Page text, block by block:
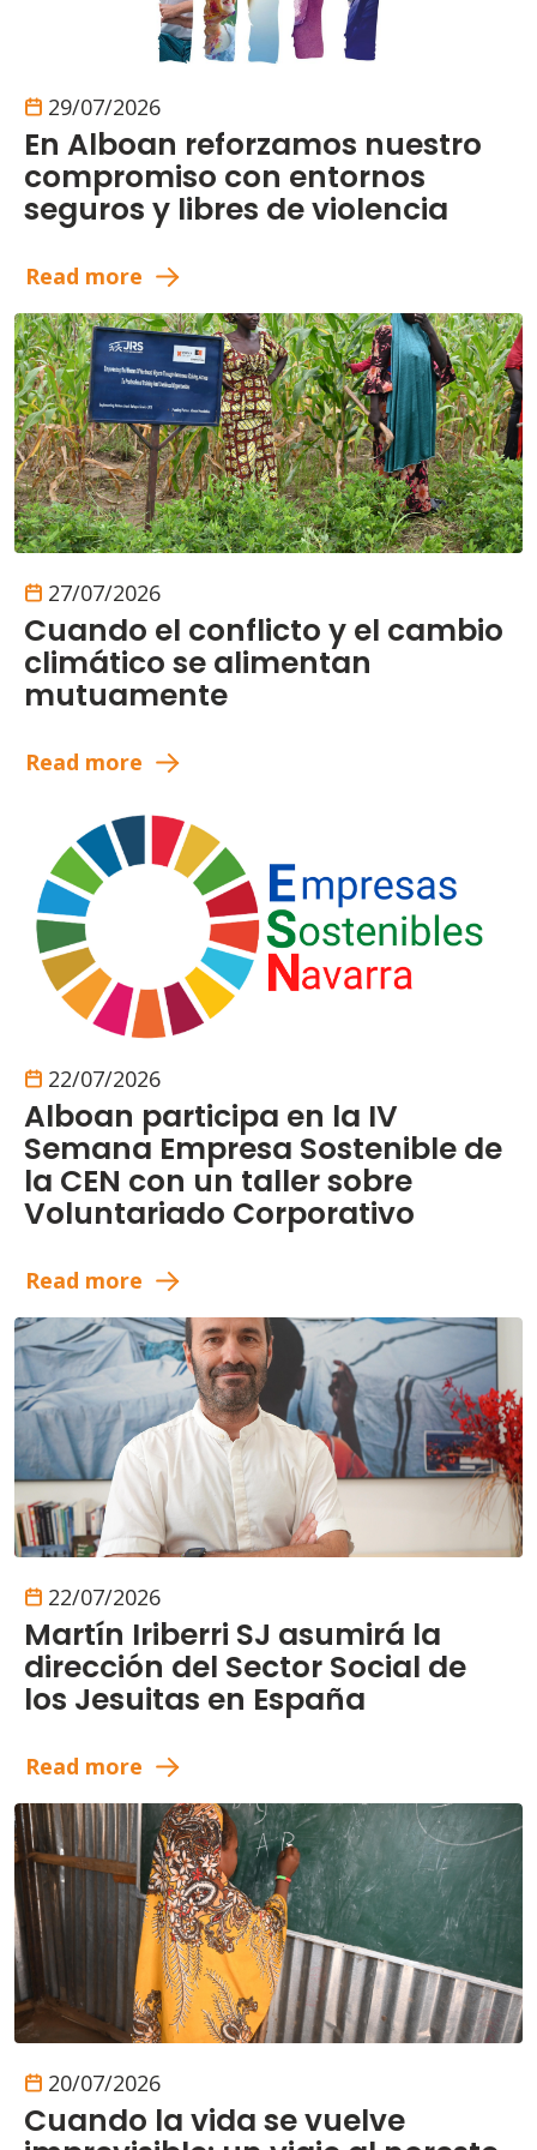
29/07/2026
En Alboan reforzamos nuestro
compromiso con entornos
seguros y libres de violencia
Read more
27/07/2026
Cuando el conflicto y el cambio
climático se alimentan
mutuamente
Read more
22/07/2026
Alboan participa en la IV
Semana Empresa Sostenible de
la CEN con un taller sobre
Voluntariado Corporativo
Read more
22/07/2026
Martín Iriberri SJ asumirá la
dirección del Sector Social de
los Jesuitas en España
Read more
20/07/2026
Cuando la vida se vuelve